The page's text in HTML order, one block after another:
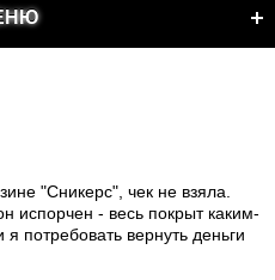
"Сникерс", чек не взяла.
испорчен - весь покрыт каким-
потребовать вернуть деньги